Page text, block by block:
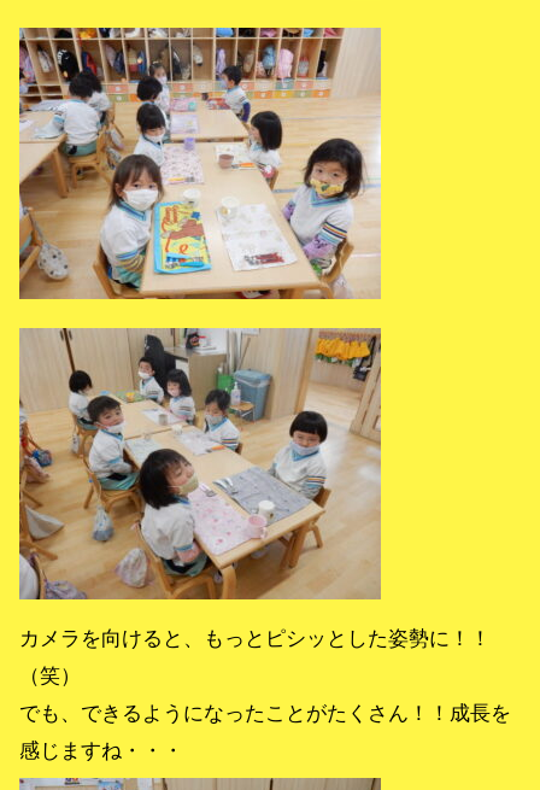
カメラを向けると、もっとピシッとした姿勢に！！
（笑）
でも、できるようになったことがたくさん！！成長を
感じますね・・・